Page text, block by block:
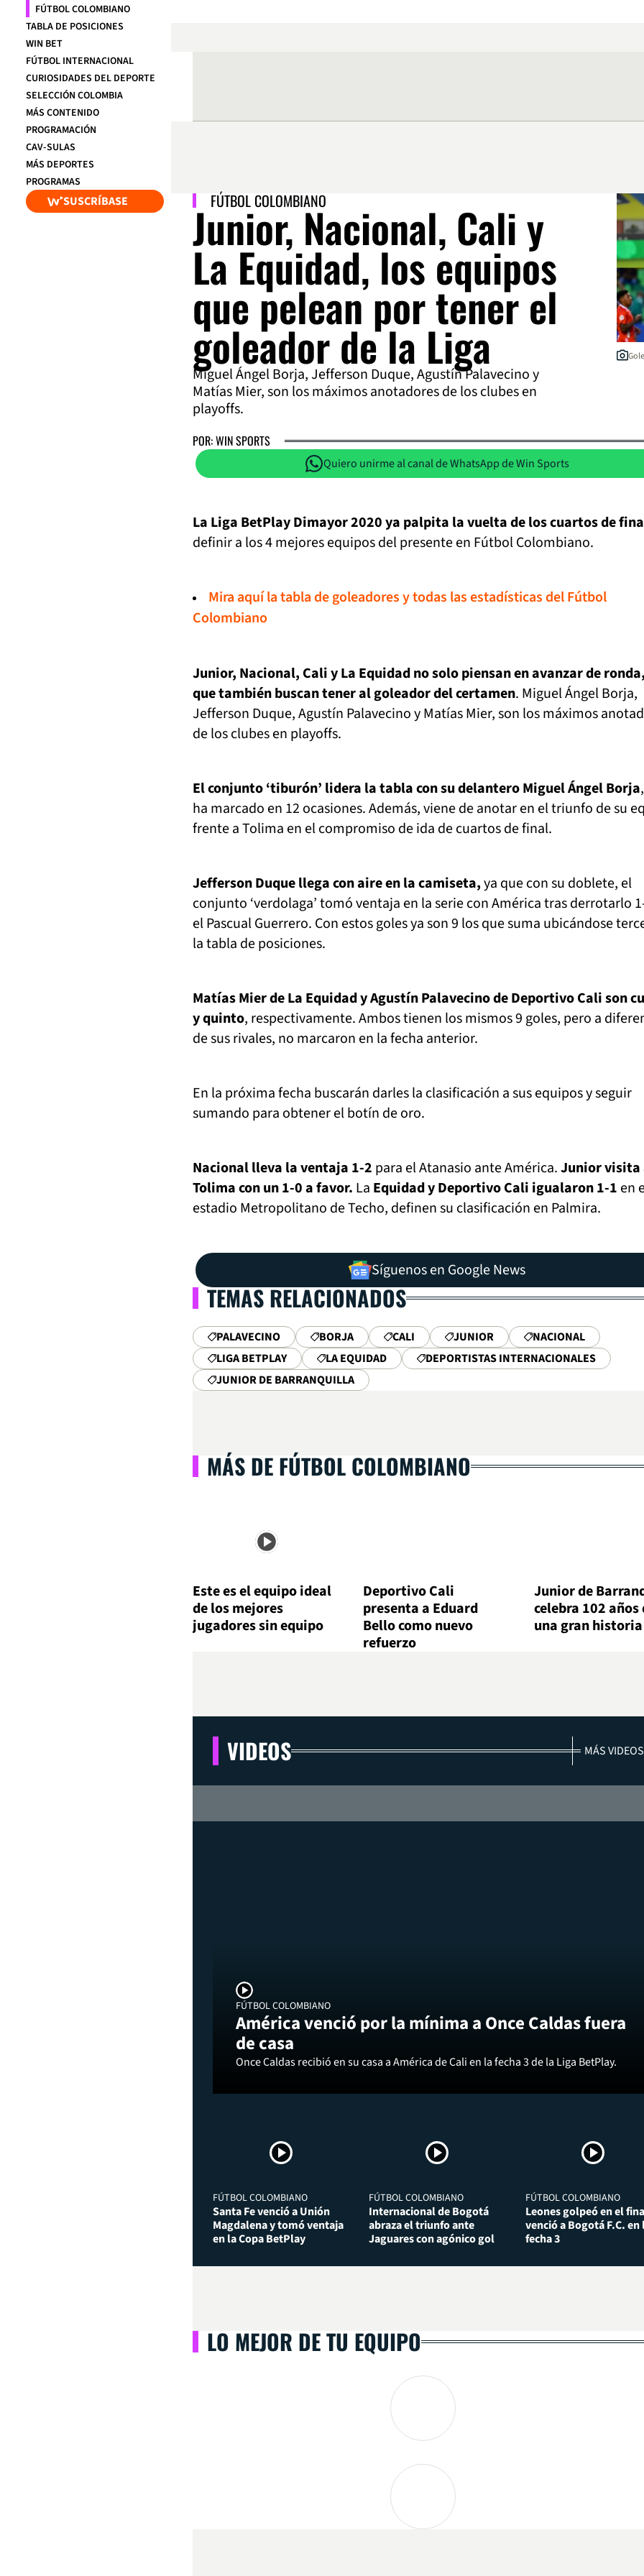
FÚTBOL COLOMBIANO
TABLA DE POSICIONES
WIN BET
FÚTBOL INTERNACIONAL
CURIOSIDADES DEL DEPORTE
SELECCIÓN COLOMBIA
MÁS CONTENIDO
PROGRAMACIÓN
CAV-SULAS
MÁS DEPORTES
PROGRAMAS
SUSCRÍBASE FÚTBOL COLOMBIANO
Junior, Nacional, Cali y
La Equidad, los equipos
que pelean por tener el
goleador de la Liga
Miguel Ángel Borja, Jefferson Duque, Agustín Palavecino y
Matías Mier, son los máximos anotadores de los clubes en
playoffs.
POR: WIN SPORTS
Quiero unirme al canal de WhatsApp de Win Sports
La Liga BetPlay Dimayor 2020 ya palpita la vuelta de los cuartos de
definir a los 4 mejores equipos del presente en Fútbol Colombiano.
Mira aquí la tabla de goleadores y todas las estadísticas del Fútbol
Colombiano
Junior, Nacional, Cali y La Equidad no solo piensan en avanzar de
que también buscan tener al goleador del certamen. Miguel Ángel Borja,
Jefferson Duque, Agustín Palavecino y Matías Mier, son los máximos
de los clubes en playoffs.
El conjunto ‘tiburón’ lidera la tabla con su delantero Miguel Ángel Borja
ha marcado en 12 ocasiones. Además, viene de anotar en el triunfo de su
frente a Tolima en el compromiso de ida de cuartos de final.
Jefferson Duque llega con aire en la camiseta,ya que con su doblete, el
conjunto ‘verdolaga’ tomó ventaja en la serie con América tras derrotarlo
el Pascual Guerrero. Con estos goles ya son 9 los que suma ubicándose
la tabla de posiciones.
Matías Mier de La Equidad y Agustín Palavecino de Deportivo Cali son
y quinto, respectivamente. Ambos tienen los mismos 9 goles, pero a
de sus rivales, no marcaron en la fecha anterior.
En la próxima fecha buscarán darles la clasificación a sus equipos y seguir
sumando para obtener el botín de oro.
Nacional lleva la ventaja 1-2 para el Atanasio ante América.Junior visita
Tolima con un 1-0 a favor. La Equidad y Deportivo Cali igualaron 1-1 en
estadio Metropolitano de Techo, definen su clasificación en Palmira.
Síguenos en Google News
TEMAS RELACIONADOS
PALAVECINO BORJA CALI JUNIOR
NACIONAL
LIGA BETPLAY
LA EQUIDAD
DEPORTISTAS INTERNACIONALES
JUNIOR DE BARRANQUILLA
MÁS DE FÚTBOL COLOMBIANO
Este es el equipo ideal
de los mejores
jugadores sin equipo
Deportivo Cali
presenta a Eduard
Bello como nuevo
refuerzo
Junior de
celebra 102 años
una gran historia
VIDEOS MÁS VIDEOS
FÚTBOL COLOMBIANO
América venció por la mínima a Once Caldas fuera
de casa
Once Caldas recibió en su casa a América de Cali en la fecha 3 de la Liga BetPlay.
FÚTBOL COLOMBIANO
Santa Fe venció a Unión
Magdalena y tomó ventaja
en la Copa BetPlay
FÚTBOL COLOMBIANO
Internacional de Bogotá
abraza el triunfo ante
Jaguares con agónico gol
FÚTBOL COLOMBIANO
Leones golpeó en el
venció a Bogotá F.C. en
fecha 3
LO MEJOR DE TU EQUIPO